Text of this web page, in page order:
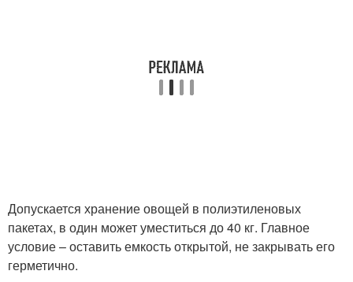
Допускается хранение овощей в полиэтиленовых
пакетах, в один может уместиться до 40 кг. Главное
условие – оставить емкость открытой, не закрывать его
герметично.